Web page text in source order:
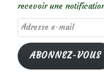
recevoir une
Adresse
e-
mail
ABONNEZ-VOUS